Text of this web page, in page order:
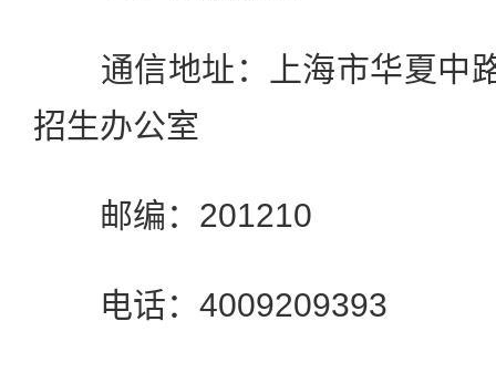
通信地址：上海市华夏中
招生办公室
邮编：201210
电话：4009209393